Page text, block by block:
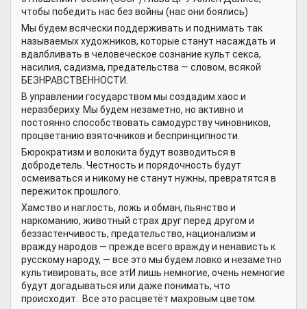
чтобы победить нас без войны (нас они боялись)
Мы будем всячески поддерживать и поднимать так
называемых художников, которые станут насаждать и
вдалбливать в человеческое сознание культ секса,
насилия, садизма, предательства — словом, всякой
БЕЗНРАВСТВЕННОСТИ.
В управлении государством мы создадим хаос и
неразбериху. Мы будем незаметно, но активно и
постоянно способствовать самодурству чиновников,
процветанию взяточников и беспринципности.
Бюрократизм и волокита будут возводиться в
добродетель. Честность и порядочность будут
осмеиваться и никому не станут нужны, превратятся в
пережиток прошлого.
Хамство и наглость, ложь и обман, пьянство и
наркоманию, животный страх друг перед другом и
беззастенчивость, предательство, национализм и
вражду народов — прежде всего вражду и ненависть к
русскому народу, — все это мы будем ловко и незаметно
культивировать, все этИ лишь немногие, очень немногие
будут догадываться или даже понимать, что
происходит. Все это расцветёт махровым цветом.